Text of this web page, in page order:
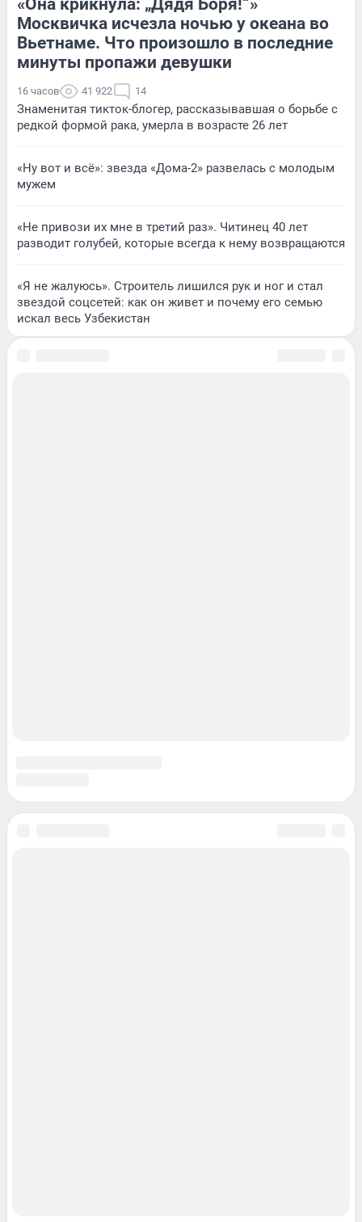
«Она крикнула: „Дядя Боря!“»
Москвичка исчезла ночью у океана во
Вьетнаме. Что произошло в последние
минуты пропажи девушки
16 часов 41 922 14
Знаменитая тикток-блогер, рассказывавшая о борьбе с
редкой формой рака, умерла в возрасте 26 лет
«Ну вот и всё»: звезда «Дома-2» развелась с молодым
мужем
«Не привози их мне в третий раз». Читинец 40 лет
разводит голубей, которые всегда к нему возвращаются
«Я не жалуюсь». Строитель лишился рук и ног и стал
звездой соцсетей: как он живет и почему его семью
искал весь Узбекистан